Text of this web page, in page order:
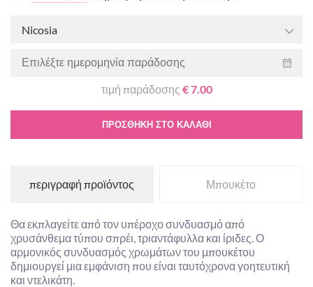
Nicosia
τιμή παράδοσης € 7.00
ΠΡΟΣΘΉΚΗ ΣΤΟ ΚΑΛΆΘΙ
περιγραφή προϊόντος Μπουκέτο
Θα εκπλαγείτε από τον υπέροχο συνδυασμό από
χρυσάνθεμα τύπου σπρέι, τριαντάφυλλα και ίριδες. Ο
αρμονικός συνδυασμός χρωμάτων του μπουκέτου
δημιουργεί μια εμφάνιση που είναι ταυτόχρονα γοητευτική
και ντελικάτη.